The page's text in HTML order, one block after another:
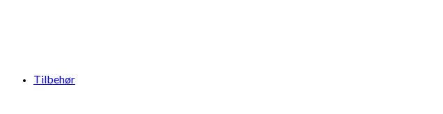
Tilbehør